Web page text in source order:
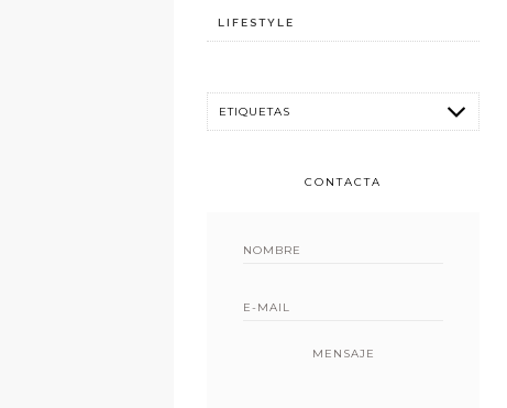
LIFESTYLE
CONTACTA
MENSAJE